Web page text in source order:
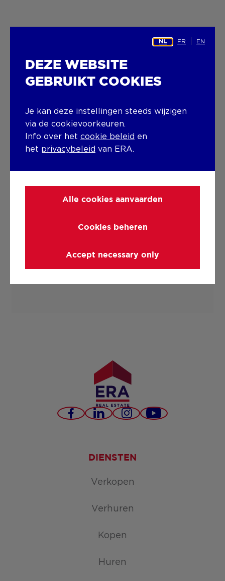
Facebook
LinkedInInstagramYouTube
DIENSTEN
Verkopen
Verhuren
Kopen
Huren
NL FR EN
DEZE WEBSITE
GEBRUIKT COOKIES
Je kan deze instellingen steeds wijzigen
via de cookievoorkeuren.
Info over het cookie beleid en
het privacybeleid van ERA.
Alle cookies aanvaarden
Cookies beheren
Accept necessary only